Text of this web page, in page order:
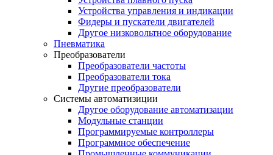
Устройства управления и индикации
Фидеры и пускатели двигателей
Другое низковольтное оборудование
Пневматика
Преобразователи
Преобразователи частоты
Преобразователи тока
Другие преобразователи
Системы автоматизиции
Другое оборудование автоматизации
Модульные станции
Программируемые контроллеры
Программное обеспечение